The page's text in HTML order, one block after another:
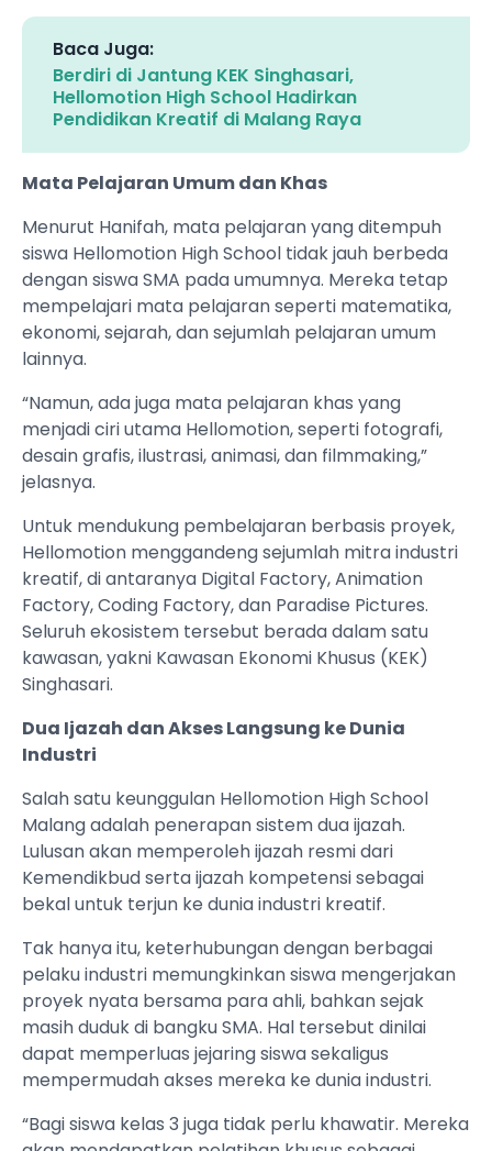
Baca Juga:
Berdiri di Jantung KEK Singhasari,
Hellomotion High School Hadirkan
Pendidikan Kreatif di Malang Raya
Mata Pelajaran Umum dan Khas
Menurut Hanifah, mata pelajaran yang ditempuh
siswa Hellomotion High School tidak jauh berbeda
dengan siswa SMA pada umumnya. Mereka tetap
mempelajari mata pelajaran seperti matematika,
ekonomi, sejarah, dan sejumlah pelajaran umum
lainnya.
“Namun, ada juga mata pelajaran khas yang
menjadi ciri utama Hellomotion, seperti fotografi,
desain grafis, ilustrasi, animasi, dan filmmaking,”
jelasnya.
Untuk mendukung pembelajaran berbasis proyek,
Hellomotion menggandeng sejumlah mitra industri
kreatif, di antaranya Digital Factory, Animation
Factory, Coding Factory, dan Paradise Pictures.
Seluruh ekosistem tersebut berada dalam satu
kawasan, yakni Kawasan Ekonomi Khusus (KEK)
Singhasari.
Dua Ijazah dan Akses Langsung ke Dunia
Industri
Salah satu keunggulan Hellomotion High School
Malang adalah penerapan sistem dua ijazah.
Lulusan akan memperoleh ijazah resmi dari
Kemendikbud serta ijazah kompetensi sebagai
bekal untuk terjun ke dunia industri kreatif.
Tak hanya itu, keterhubungan dengan berbagai
pelaku industri memungkinkan siswa mengerjakan
proyek nyata bersama para ahli, bahkan sejak
masih duduk di bangku SMA. Hal tersebut dinilai
dapat memperluas jejaring siswa sekaligus
mempermudah akses mereka ke dunia industri.
“Bagi siswa kelas 3 juga tidak perlu khawatir. Mereka